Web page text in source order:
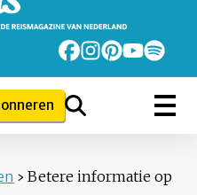
› Betere informatie op